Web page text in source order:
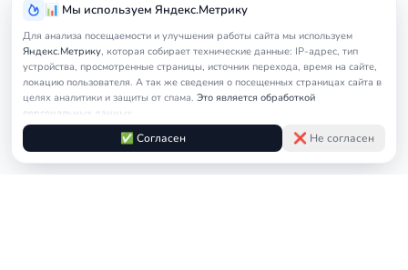
📊 Мы используем Яндекс.Метрику
Для анализа посещаемости и улучшения работы сайта мы используем
Яндекс.Метрику, которая собирает технические данные: IP-адрес, тип
устройства, просмотренные страницы, источник перехода, время на сайте,
локацию пользователя. А так же сведения о посещенных страницах сайта в
целях аналитики и защиты от спама. Это является обработкой
персональных данных.
Подробнее в Согласии на обработку персональных данных
Правилах
обработки cookie
✅ Согласен ❌ Не согласен